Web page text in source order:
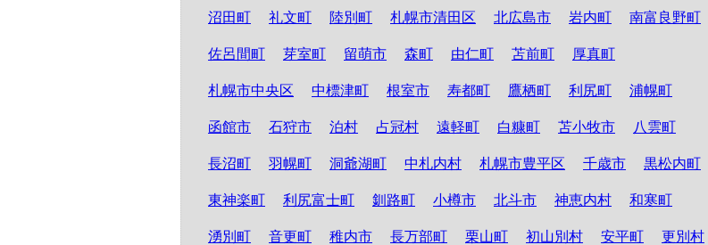
沼田町 礼文町 陸別町 札幌市清田区 北広島市 岩内町 南富良野町
佐呂間町 芽室町 留萌市 森町 由仁町 苫前町 厚真町
札幌市中央区 中標津町 根室市 寿都町 鷹栖町 利尻町 浦幌町
函館市 石狩市 泊村 占冠村 遠軽町 白糠町 苫小牧市 八雲町
長沼町 羽幌町 洞爺湖町 中札内村 札幌市豊平区 千歳市 黒松内町
東神楽町 利尻富士町 釧路町 小樽市 北斗市 神恵内村 和寒町
湧別町 音更町 稚内市 長万部町 栗山町 初山別村 安平町 更別村